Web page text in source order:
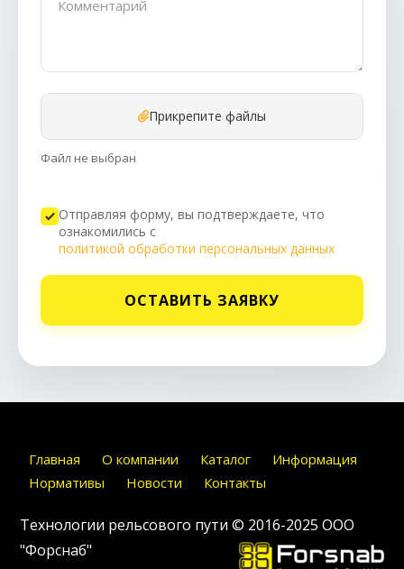
Прикрепите файлы
Файл не выбран
Отправляя форму, вы подтверждаете, что
ознакомились с
политикой обработки персональных данных
ОСТАВИТЬ ЗАЯВКУ
Главная О компании Каталог
Информация
Нормативы
Новости Контакты
Технологии рельсового пути © 2016-2025ООО
"Форснаб"